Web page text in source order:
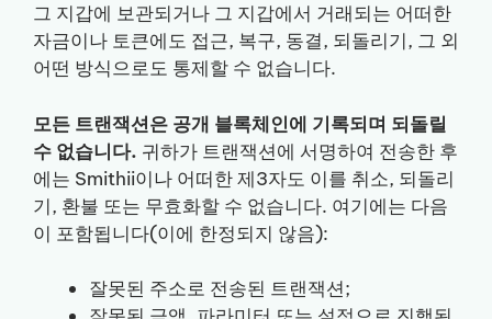
그 지갑에 보관되거나 그 지갑에서 거래되는 어떠한
자금이나 토큰에도 접근, 복구, 동결, 되돌리기, 그 외
어떤 방식으로도 통제할 수 없습니다.
모든 트랜잭션은 공개 블록체인에 기록되며 되돌릴
수 없습니다. 귀하가 트랜잭션에 서명하여 전송한 후
에는 Smithii이나 어떠한 제3자도 이를 취소, 되돌리
기, 환불 또는 무효화할 수 없습니다. 여기에는 다음
이 포함됩니다(이에 한정되지 않음):
잘못된 주소로 전송된 트랜잭션;